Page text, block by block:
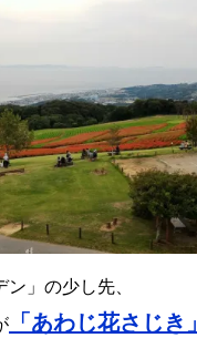
ン」の少し先、
「あわじ花さじき」